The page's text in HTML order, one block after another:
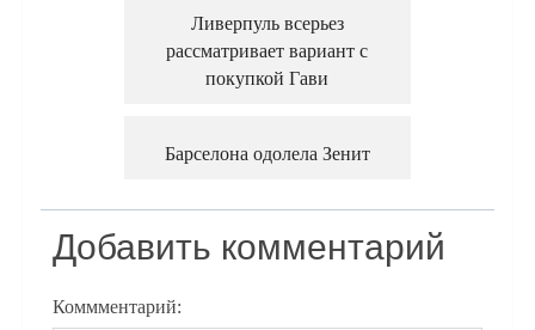
Ливерпуль всерьез
рассматривает вариант с
покупкой Гави
Барселона одолела Зенит
Добавить комментарий
Коммментарий: